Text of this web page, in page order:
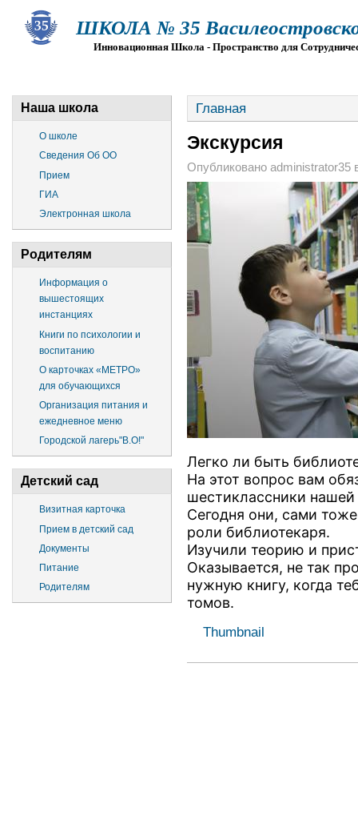
ШКОЛА № 35
Инновационная Школа - Пространство для
Наша школа
О школе
Сведения Об ОО
Прием
ГИА
Электронная школа
Родителям
Информация о
вышестоящих
инстанциях
Книги по психологии и
воспитанию
О карточках «МЕТРО»
для обучающихся
Организация питания и
ежедневное меню
Городской лагерь"В.О!"
Детский сад
Визитная карточка
Прием в детский сад
Документы
Питание
Родителям
Главная
Экскурсия
Опубликовано administrator35
Легко ли быть
На этот вопрос вам
шестиклассники
Сегодня они, сами
роли библиотекаря.
Изучили теорию и
Оказывается, не так
нужную книгу, когда
томов.
Thumbnail